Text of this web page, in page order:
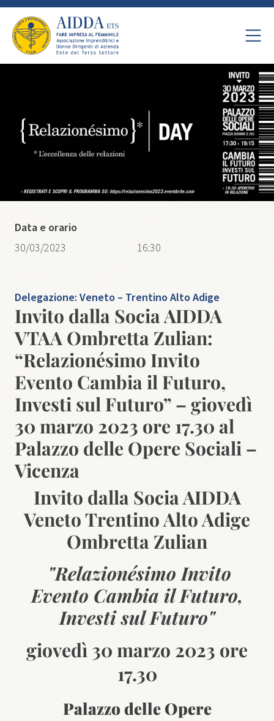
Delegazione:Veneto – Trentino Alto Adige
Invito dalla Socia AIDDA
VTAA Ombretta Zulian:
“Relazionésimo Invito
Evento Cambia il Futuro,
Investi sul Futuro” – giovedì
30 marzo 2023 ore 17.30 al
Palazzo delle Opere Sociali –
Vicenza
Invito dalla Socia AIDDA
Veneto Trentino Alto Adige
Ombretta Zulian
"Relazionésimo Invito
Evento Cambia il Futuro,
Investi sul Futuro"
giovedì 30 marzo 2023 ore
17.30
Palazzo delle Opere
Data e orario
30/03/2023
16:30